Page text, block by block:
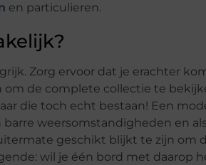
en particulieren.
Zorg ervoor dat je erachter
om de complete collectie te
die toch echt bestaan! Een
weersomstandigheden en
geschikt blijkt te zijn om
wil je één bord met daarop